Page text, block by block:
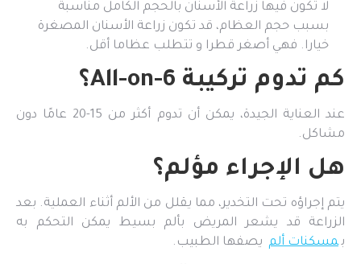
لا تكون فيها زراعة الأسنان بالحجم الكامل مناسبة
بسبب حجم العظام، قد تكون زراعة الأسنان المصغرة
خيارا. فهي أصغر قطرا و تتطلب عظاما أقل.
كم تدوم تركيبة All-on-6؟
عند العناية الجيدة، يمكن أن تدوم أكثر من 15-20 عامًا دون
مشاكل.
هل الإجراء مؤلم؟
يتم إجراؤه تحت التخدير، مما يقلل من الألم أثناء العملية. بعد
الزراعة قد يشعر المريض بألم بسيط يمكن التحكم به
بمسكنات ألم يصفها الطبيب.